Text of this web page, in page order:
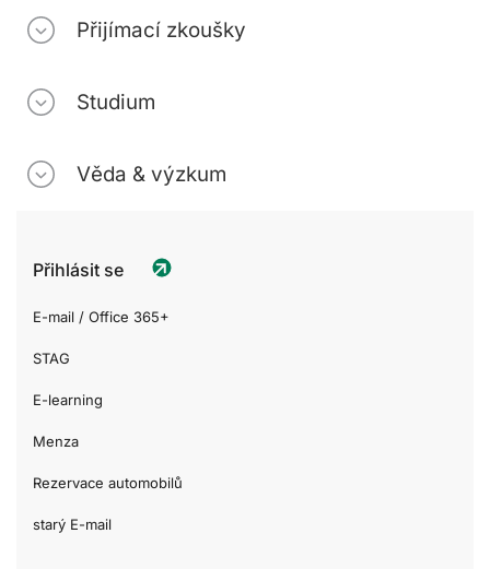
Přijímací zkoušky
Studium
Věda & výzkum
Přihlásit se
E-mail / Office 365+
STAG
E-learning
Menza
Rezervace automobilů
starý E-mail